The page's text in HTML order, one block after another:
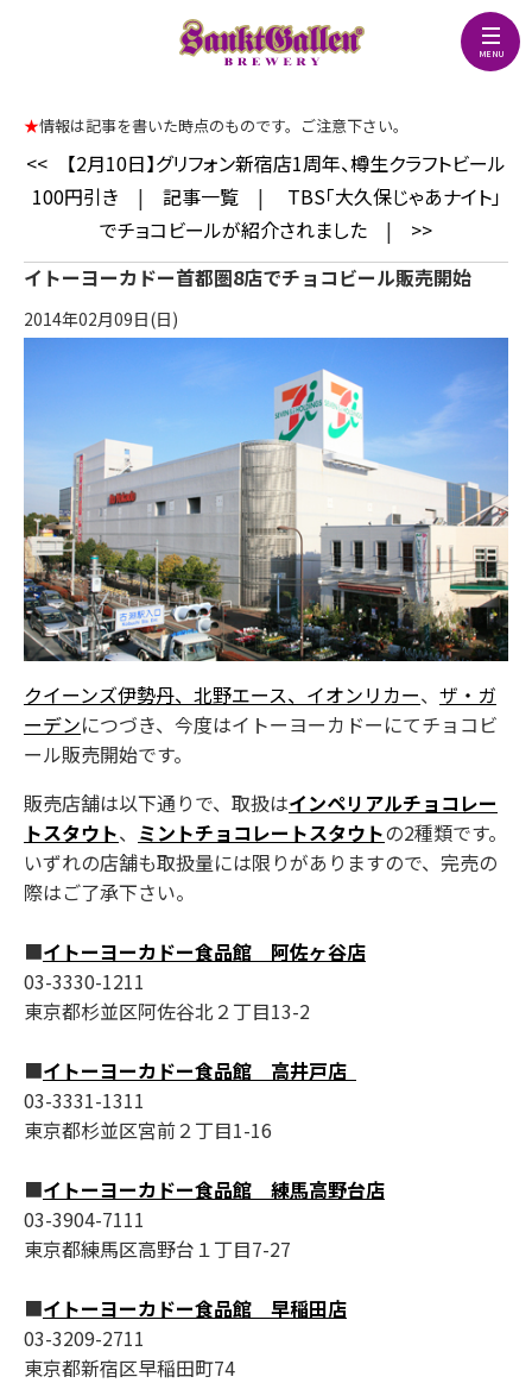
★情報は記事を書いた時点のものです。ご注意下さい。
<<
【2月10日】グリフォン新宿店1周年、樽生クラフトビール
100円引き | 記事一覧|
TBS「大久保じゃあナイト」
でチョコビールが紹介されました | >>
イトーヨーカドー首都圏8店でチョコビール販売開始
2014年02月09日(日)
クイーンズ伊勢丹、北野エース、イオンリカー、 ザ・ガ
ーデンにつづき、今度はイトーヨーカドーにてチョコビ
ール販売開始です。
販売店舗は以下通りで、取扱はインペリアルチョコレー
トスタウト、 ミントチョコレートスタウトの2種類です。
いずれの店舗も取扱量には限りがありますので、完売の
際はご了承下さい。
■イトーヨーカドー食品館 阿佐ヶ谷店
03-3330-1211
東京都杉並区阿佐谷北２丁目13-2
■イトーヨーカドー食品館 高井戸店
03-3331-1311
東京都杉並区宮前２丁目1-16
■イトーヨーカドー食品館 練馬高野台店
03-3904-7111
東京都練馬区高野台１丁目7-27
■イトーヨーカドー食品館 早稲田店
03-3209-2711
東京都新宿区早稲田町74